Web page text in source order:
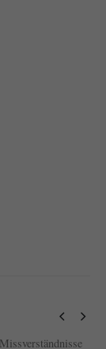
akzeptiert
Einwilligung